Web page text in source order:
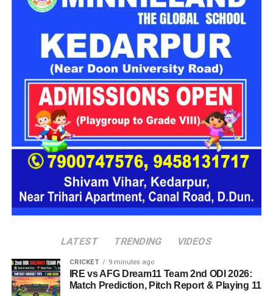
LATEST TRENDING VIDEOS
CRICKET 9 minutes ago
IRE vs AFG Dream11 Team 2nd ODI 2026:
Match Prediction, Pitch Report & Playing 11